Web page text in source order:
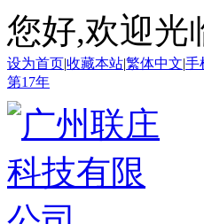
您好,欢迎光
设为首页|收藏本站|繁体中文|手
第17年